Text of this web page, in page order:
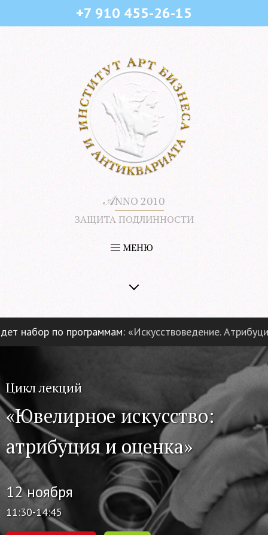
+7 910 455-26-15
𝒜NNO 2010
ЗАЩИТА ПОДЛИННОСТИ
МЕНЮ
набор по программам:«Искусствоведение.
Цикл лекций
«Ювелирное искусство:
атрибуция и оценка»
12 ноября
11:30-14:45